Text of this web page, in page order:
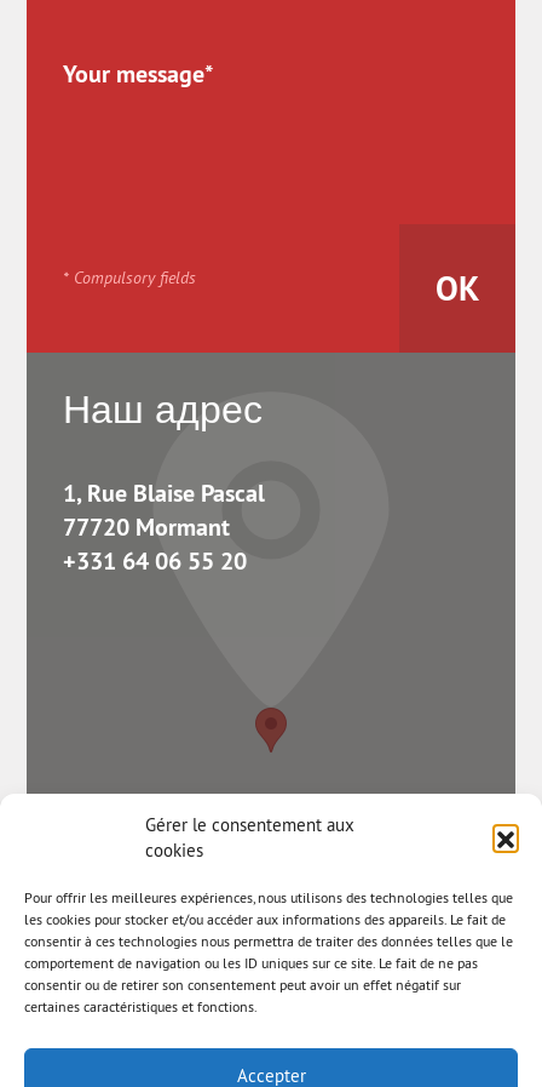
Gérer le consentement aux
cookies
Pour offrir les meilleures expériences, nous utilisons des technologies telles que
les cookies pour stocker et/ou accéder aux informations des appareils. Le fait de
consentir à ces technologies nous permettra de traiter des données telles que le
comportement de navigation ou les ID uniques sur ce site. Le fait de ne pas
consentir ou de retirer son consentement peut avoir un effet négatif sur
certaines caractéristiques et fonctions.
Accepter
* Compulsory fields
Наш адрес
1, Rue Blaise Pascal
77720 Mormant
+331 64 06 55 20